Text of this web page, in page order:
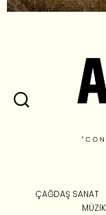
ÇAĞDAŞ SANAT
MÜZIK